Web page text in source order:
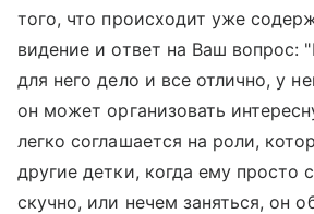
того, что происходит уже
видение и ответ на Ваш вопрос:
для него дело и все отлично, у
он может организовать
легко соглашается на роли,
другие детки, когда ему просто
скучно, или нечем заняться, он